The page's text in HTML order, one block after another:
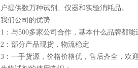
户提供数万种试剂、仪器和实验消耗品。
我们公司的优势:
1：与500多家公司合作，基本什么品牌都
2：部分产品现货，物流稳定
3：一手货源，价格价格优，售后齐全，欢